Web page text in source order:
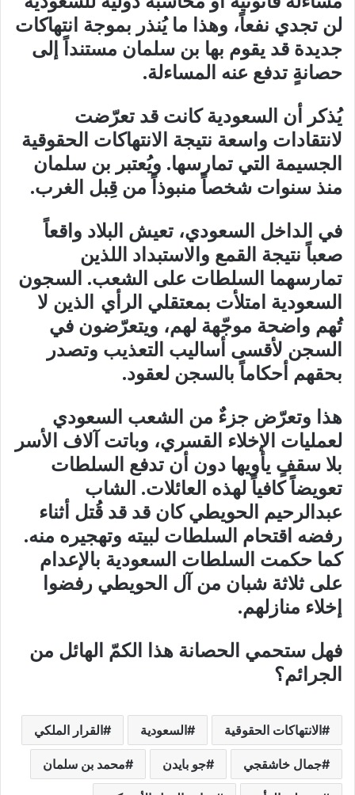
لن تجدي نفعاً، وهذا ما يُنذر بموجة انتهاكات
جديدة قد يقوم بها بن سلمان مستنداً إلى
حصانةٍ تدفع عنه المساءلة.
يُذكر أن السعودية كانت قد تعرّضت
لانتقادات واسعة نتيجة الانتهاكات الحقوقية
الجسيمة التي تمارسها. ويُعتبر بن سلمان
منذ سنوات شخصاً منبوذاً من قِبل الغرب.
في الداخل السعودي، تعيش البلاد واقعاً
صعباً نتيجة القمع والاستبداد اللذين
تمارسهما السلطات على الشعب. السجون
السعودية امتلأت بمعتقلي الرأي الذين لا
تُهم واضحة موجّهة لهم، ويتعرّضون في
السجن لأقسى أساليب التعذيب وتصدر
بحقهم أحكاماً بالسجن لعقود.
هذا وتعرّض جزءٌ من الشعب السعودي
لعمليات الإخلاء القسري، وباتت آلاف الأسر
بلا سقفٍ يأويها دون أن تدفع السلطات
تعويضاً كافياً لهذه العائلات. الشاب
عبدالرحيم الحويطي كان قد قد قُتل أثناء
رفضه اقتحام السلطات لبيته وتهجيره منه.
كما حكمت السلطات السعودية بالإعدام
على ثلاثة شبان من آل الحويطي رفضوا
إخلاء منازلهم.
فهل ستحمي الحصانة هذا الكمّ الهائل من
الجرائم؟
الانتهاكات الحقوقية السعودية القرار الملكي
جمال خاشقجي جو بايدن محمد بن سلمان